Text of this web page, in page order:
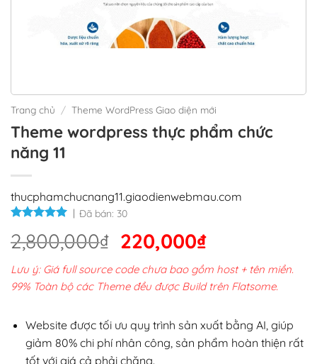
Trang chủ / Theme WordPress Giao diện mới
Theme wordpress thực phẩm chức
năng 11
thucphamchucnang11.giaodienwebmau.com
Đã bán: 30
2,800,000₫ Giá
gốc
là:
2,800,000₫.
220,000₫Giá
hiện
tại
220,000₫.
Lưu ý: Giá full source code chưa bao gồm host + tên miền.
99% Toàn bộ các Theme đều được Build trên Flatsome.
Website được tối ưu quy trình sản xuất bằng AI, giúp
giảm 80% chi phí nhân công, sản phẩm hoàn thiện rất
tốt với giá cả phải chăng.